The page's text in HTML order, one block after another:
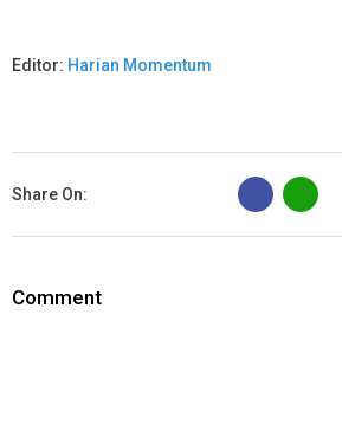
Editor: Harian Momentum
Share On:
B
Comment